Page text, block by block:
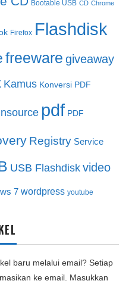
Bootable USB CD Chrome
Firefox Flashdisk
freeware giveaway
Kamus Konversi PDF
pdf PDF
Registry Service
USB Flashdisk video
7 wordpress youtube
baru melalui email? Setiap
ke email. Masukkan